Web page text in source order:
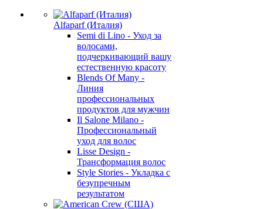
Alfaparf (Италия)
Semi di Lino - Уход за
волосами,
подчеркивающий вашу
естественную красоту
Blends Of Many -
Линия
профессиональных
продуктов для мужчин
Il Salone Milano -
Профессиональный
уход для волос
Lisse Design -
Трансформация волос
Style Stories - Укладка с
безупречным
результатом